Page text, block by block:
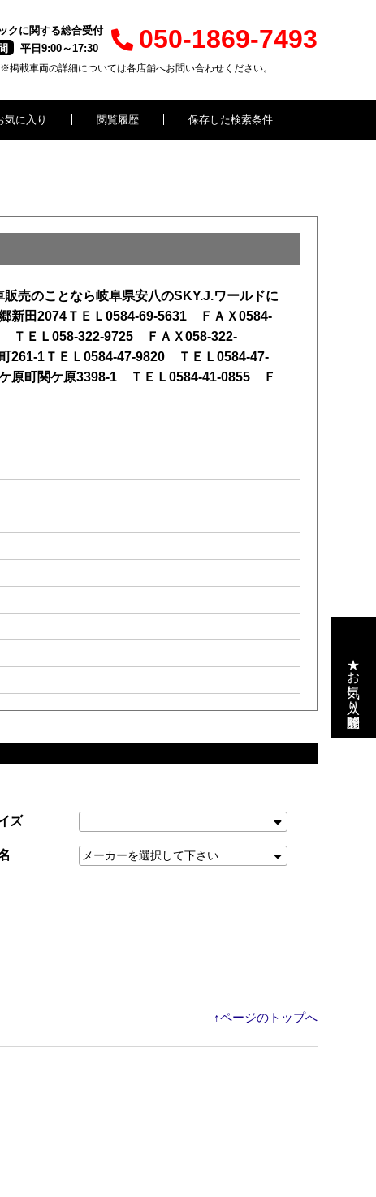
クに関する総合受付
平日9:00～17:30 050-1869-7493
※掲載車両の詳細については各店舗へお問い合わせください。
に入り 閲覧履歴 保存した検索条件
売のことなら岐阜県安八のSKY.J.ワールドに
新田2074ＴＥＬ0584-69-5631 ＦＡＸ0584-
ＴＥＬ058-322-9725 ＦＡＸ058-322-
261-1ＴＥＬ0584-47-9820 ＴＥＬ0584-47-
原町関ケ原3398-1 ＴＥＬ0584-41-0855 Ｆ
ズ
↑ページのトップへ
★お気に入り・閲覧履歴